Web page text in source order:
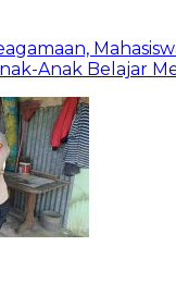
Anak Belajar